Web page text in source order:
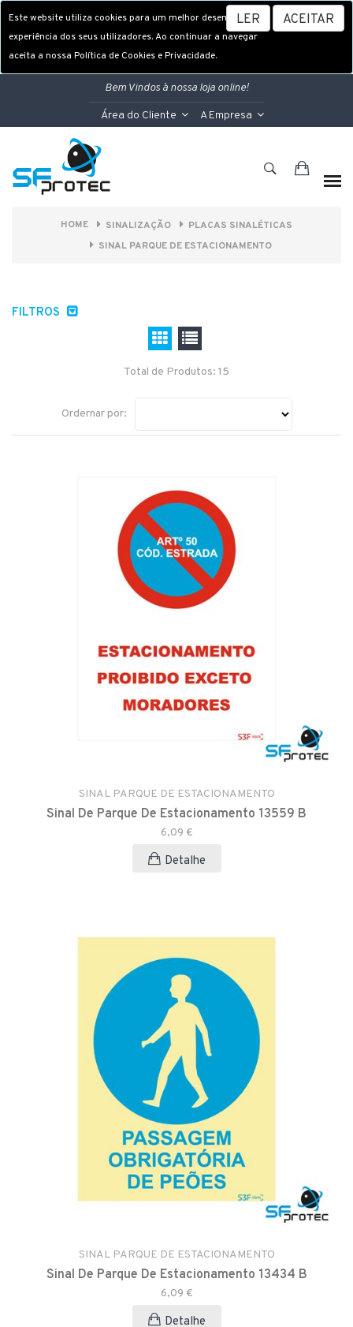
Este website utiliza cookies para um melhor desempenho e
experiência dos seus utilizadores. Ao continuar a navegar
aceita a nossa Política de Cookies e Privacidade.
LER ACEITAR
Bem Vindos à nossa loja online!
Área do Cliente A Empresa
HOME SINALIZAÇÃO
PLACAS SINALÉTICAS
SINAL PARQUE DE ESTACIONAMENTO
FILTROS
Total de Produtos: 15
Ordernar por:
SINAL PARQUE DE ESTACIONAMENTO
Sinal De Parque De Estacionamento 13559 B
6,09 €
Detalhe
SINAL PARQUE DE ESTACIONAMENTO
Sinal De Parque De Estacionamento 13434 B
6,09 €
Detalhe